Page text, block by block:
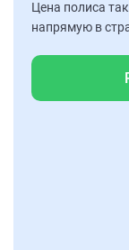
Цена полиса
напрямую в